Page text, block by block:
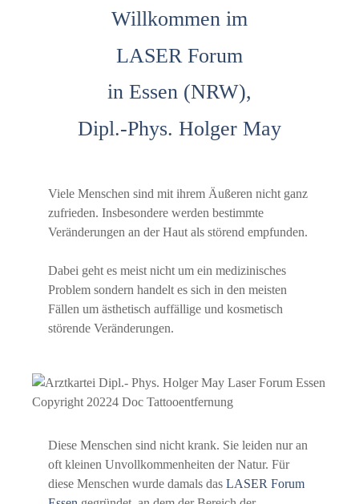
Willkommen im
LASER Forum
in Essen (NRW),
Dipl.-Phys. Holger May
Viele Menschen sind mit ihrem Äußeren nicht ganz
zufrieden. Insbesondere werden bestimmte
Veränderungen an der Haut als störend empfunden.
Dabei geht es meist nicht um ein medizinisches
Problem sondern handelt es sich in den meisten
Fällen um ästhetisch auffällige und kosmetisch
störende Veränderungen.
Diese Menschen sind nicht krank. Sie leiden nur an
oft kleinen Unvollkommenheiten der Natur. Für
diese Menschen wurde damals das LASER Forum